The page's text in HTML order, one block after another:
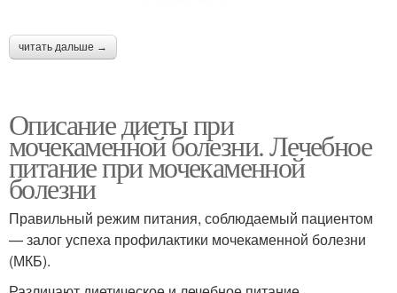
читать дальше →
Описание диеты при
мочекаменной болезни. Лечебное
питание при мочекаменной
болезни
Правильный режим питания, соблюдаемый пациентом
— залог успеха профилактики мочекаменной болезни
(МКБ).